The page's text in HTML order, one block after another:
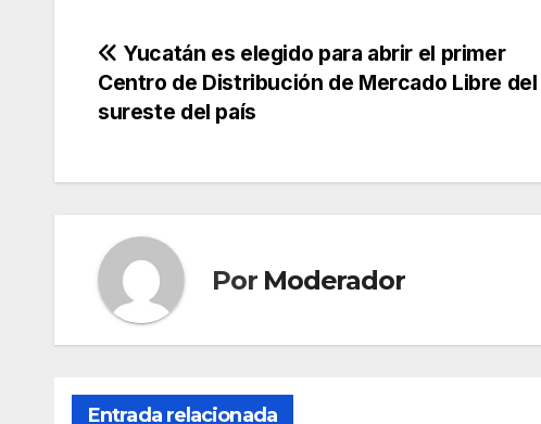
Navegación
de
Yucatán es elegido para abrir el primer
Centro de Distribución de Mercado Libre del
sureste del país
Por Moderador
Entrada relacionada